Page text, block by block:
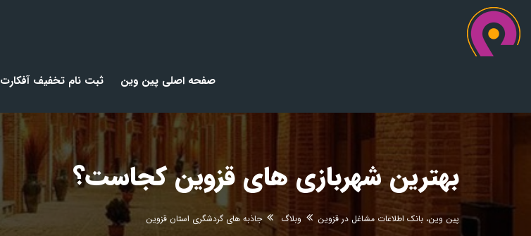
صفحه اصلی پین وین ثبت نام تخفیف آفکارت
بهترین شهربازی های قزوین کجاست؟
پین وین، بانک اطلاعات مشاغل در قزوین وبلاگ جاذبه های گردشگری استان قزوین